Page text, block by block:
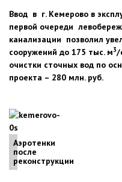
Ввод в г. Кемерово в
первой очереди
канализации позволил
сооружений до 175 тыс. м3/
очистки сточных вод по
проекта – 280 млн. руб.
Аэротенки
после
реконструкции